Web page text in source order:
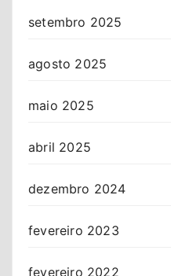
setembro 2025
agosto 2025
maio 2025
abril 2025
dezembro 2024
fevereiro 2023
fevereiro 2022